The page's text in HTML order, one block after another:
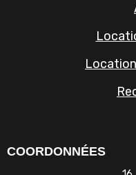
COORDONNÉES